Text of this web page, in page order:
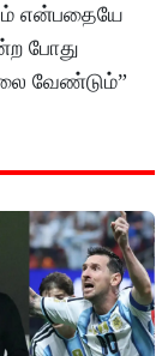
என்பதையே
போது
வேண்டும்”